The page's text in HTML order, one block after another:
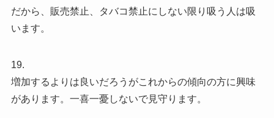
だから、販売禁止、タバコ禁止にしない限り吸う人は吸
います。
19.
増加するよりは良いだろうがこれからの傾向の方に興味
があります。一喜一憂しないで見守ります。